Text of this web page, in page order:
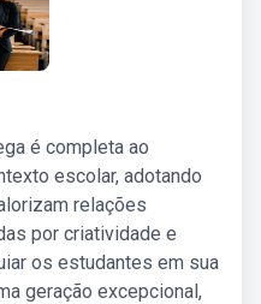
é completa ao
escolar, adotando
relações
por criatividade e
os estudantes em sua
geração excepcional,